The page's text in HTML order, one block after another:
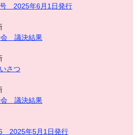
2025年6月1日発行
会 議決結果
さつ
会 議決結果
2025年5月1日発行